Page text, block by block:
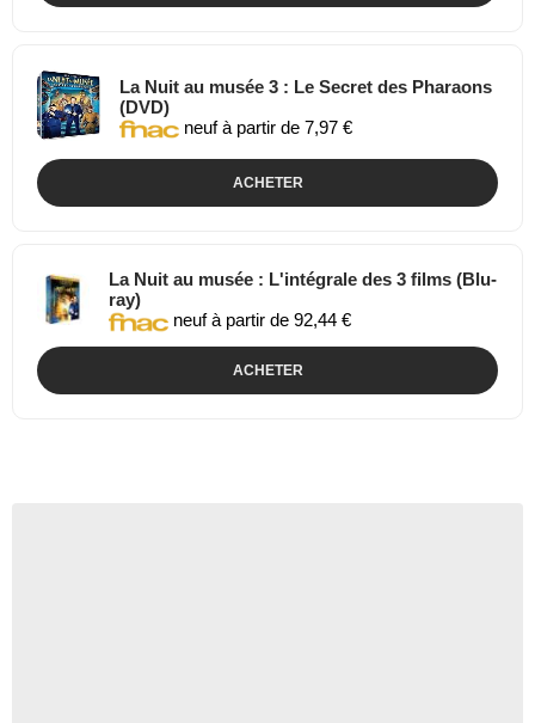
La Nuit au musée 3 : Le Secret des Pharaons
(DVD)
neuf à partir de 7,97 €
ACHETER
La Nuit au musée : L'intégrale des 3 films (Blu-
ray)
neuf à partir de 92,44 €
ACHETER